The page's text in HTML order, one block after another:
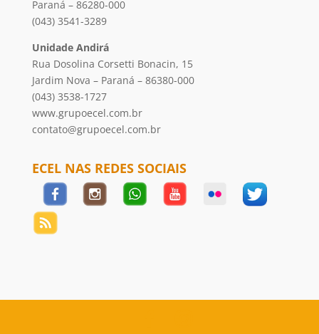
Paraná – 86280-000
(043) 3541-3289
Unidade Andirá
Rua Dosolina Corsetti Bonacin, 15
Jardim Nova – Paraná – 86380-000
(043) 3538-1727
www.grupoecel.com.br
contato@grupoecel.com.br
ECEL NAS REDES SOCIAIS